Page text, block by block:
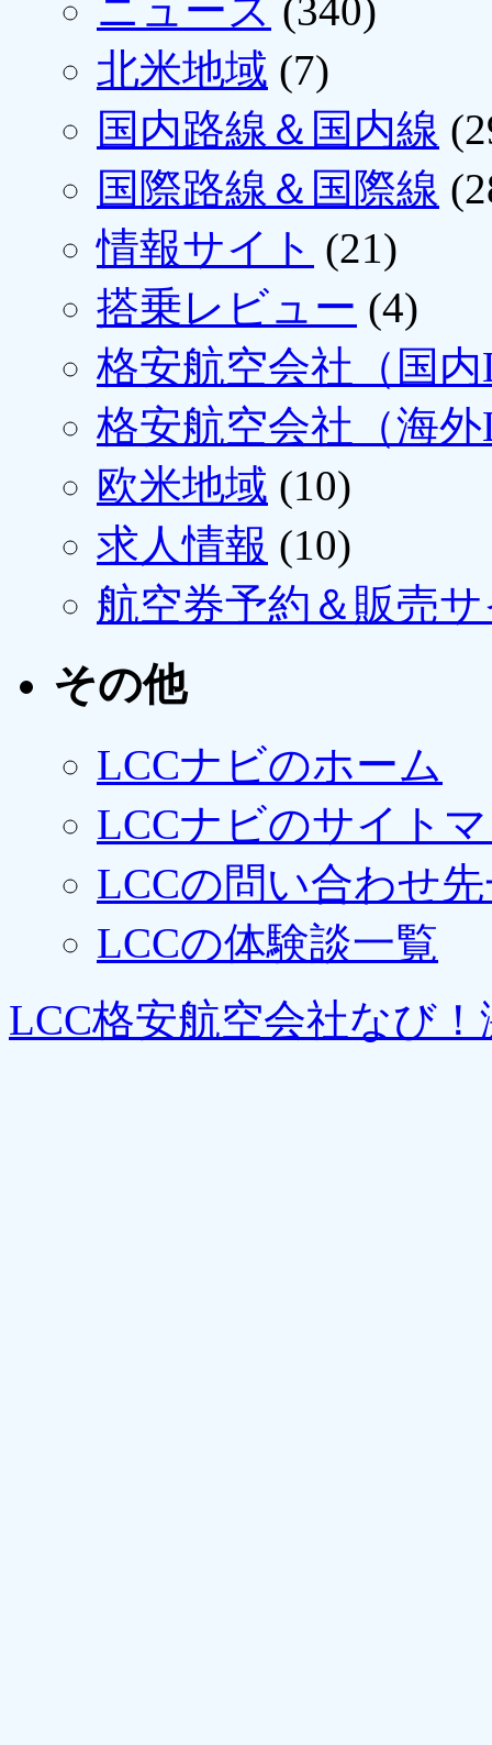
ニュース (340)
北米地域 (7)
国内路線＆国内線
国際路線＆国際線
情報サイト (21)
搭乗レビュー (4)
格安航空会社（国
格安航空会社（海
欧米地域 (10)
求人情報 (10)
航空券予約＆販売
その他
LCCナビのホーム
LCCナビのサイト
LCCの問い合わせ
LCCの体験談一覧
LCC格安航空会社なび